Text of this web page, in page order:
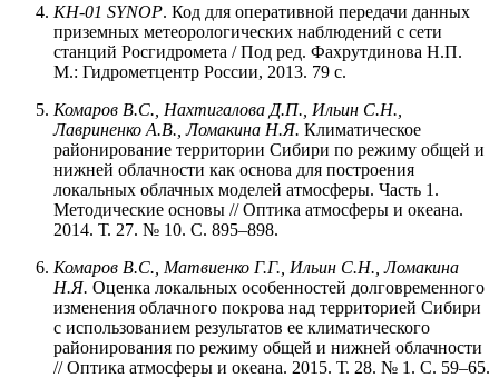
КН-01 SYNOP. Код для оперативной передачи данных
приземных метеорологических наблюдений с сети
станций Росгидромета / Под ред. Фахрутдинова Н.П.
М.: Гидрометцентр России, 2013. 79 с.
Комаров В.С., Нахтигалова Д.П., Ильин С.Н.,
Лавриненко А.В., Ломакина Н.Я. Климатическое
районирование территории Сибири по режиму общей и
нижней облачности как основа для построения
локальных облачных моделей атмосферы. Часть 1.
Методические основы // Оптика атмосферы и океана.
2014. Т. 27. № 10. С. 895–898.
Комаров В.С., Матвиенко Г.Г., Ильин С.Н., Ломакина
Н.Я. Оценка локальных особенностей долговременного
изменения облачного покрова над территорией Сибири
с использованием результатов ее климатического
районирования по режиму общей и нижней облачности
// Оптика атмосферы и океана. 2015. Т. 28. № 1. С. 59–65.